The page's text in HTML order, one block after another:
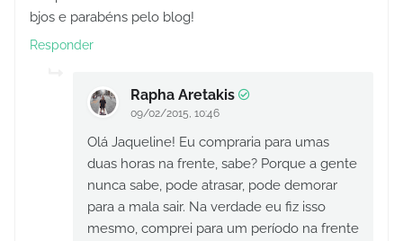
bjos e parabéns pelo blog!
Responder
Rapha Aretakis
09/02/2015, 10:46
Olá Jaqueline! Eu compraria para umas
duas horas na frente, sabe? Porque a gente
nunca sabe, pode atrasar, pode demorar
para a mala sair. Na verdade eu fiz isso
mesmo, comprei para um período na frente